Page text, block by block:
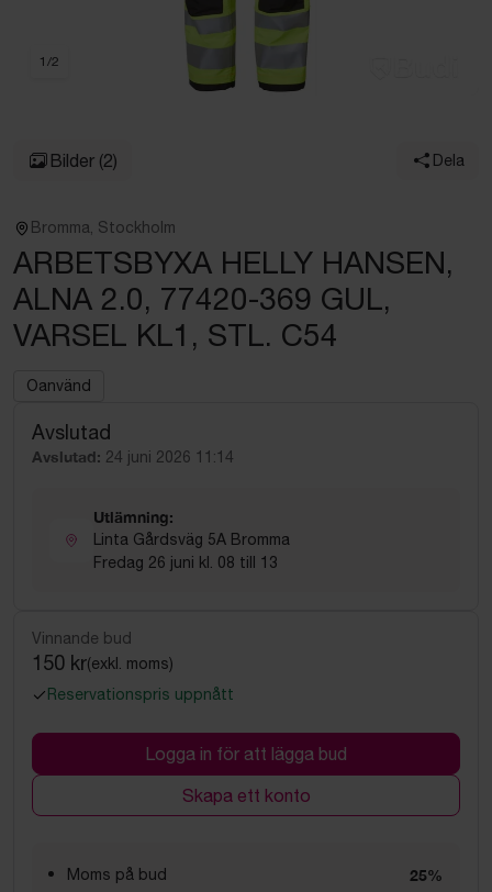
1 /2
Bilder (2) Dela
Bromma, Stockholm
ARBETSBYXA HELLY HANSEN,
ALNA 2.0, 77420-369 GUL,
VARSEL KL1, STL. C54
Oanvänd
Avslutad
Avslutad: 24 juni 2026 11:14
Utlämning:
Linta Gårdsväg 5A Bromma
Fredag 26 juni kl. 08 till 13
Vinnande bud
150 kr(exkl. moms)
Reservationspris uppnått
Logga in för att lägga bud
Skapa ett konto
Moms på bud 25%